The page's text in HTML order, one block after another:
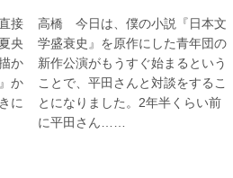
接
央
か
か
に
高橋 今日は、僕の小説『日本文
学盛衰史』を原作にした青年団の
新作公演がもうすぐ始まるという
ことで、平田さんと対談をするこ
とになりました。2年半くらい前
に平田さん……